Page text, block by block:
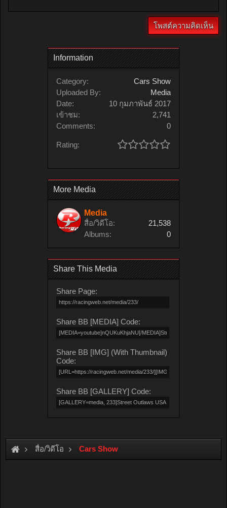
Information
Category:
Cars Show
Uploaded By:
Media
Date:
10 กุมภาพันธ์ 2017
เข้าชม:
2,741
Comments:
0
Rating:
More Media
Media
สื่อ/วิดีโอ:
21,538
Albums:
0
Share This Media
Share Page:
Share BB [MEDIA] Code:
Share BB [IMG] (With Thumbnail)
Code:
Share BB [GALLERY] Code:
สื่อ/วิดีโอ Cars Show